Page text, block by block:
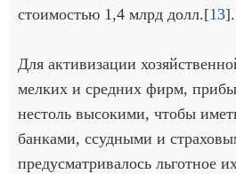
стоимостью 1,4 млрд долл.[13].
Для активизации
мелких и средних фирм,
нестоль высокими, чтобы
банками, ссудными и
предусматривалось льготное